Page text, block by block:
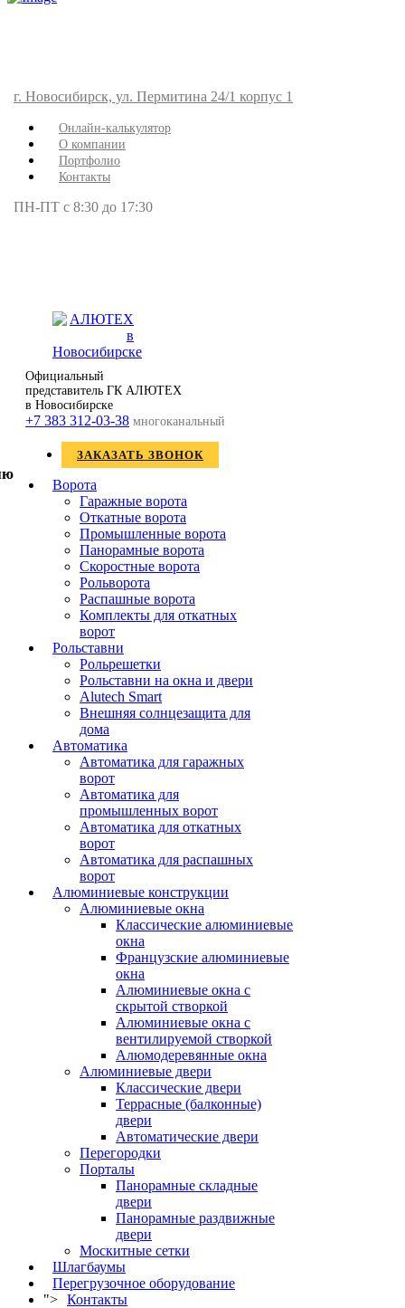
г. Новосибирск, ул. Пермитина 24/1 корпус 1
Онлайн-калькулятор
О компании
Портфолио
Контакты
ПН-ПТ с 8:30 до 17:30
Официальный
представитель ГК АЛЮТЕХ
в Новосибирске
+7 383 312-03-38 многоканальный
ЗАКАЗАТЬ ЗВОНОК
Ворота
Гаражные ворота
Откатные ворота
Промышленные ворота
Панорамные ворота
Скоростные ворота
Рольворота
Распашные ворота
Комплекты для откатных
ворот
Рольставни
Рольрешетки
Рольставни на окна и двери
Alutech Smart
Внешняя солнцезащита для
дома
Автоматика
Автоматика для гаражных
ворот
Автоматика для
промышленных ворот
Автоматика для откатных
ворот
Автоматика для распашных
ворот
Алюминиевые конструкции
Алюминиевые окна
Классические алюминиевые
окна
Французские алюминиевые
окна
Алюминиевые окна с
скрытой створкой
Алюминиевые окна с
вентилируемой створкой
Алюмодеревянные окна
Алюминиевые двери
Классические двери
Террасные (балконные)
двери
Автоматические двери
Перегородки
Порталы
Панорамные складные
двери
Панорамные раздвижные
двери
Москитные сетки
Шлагбаумы
Перегрузочное оборудование
"> Контакты